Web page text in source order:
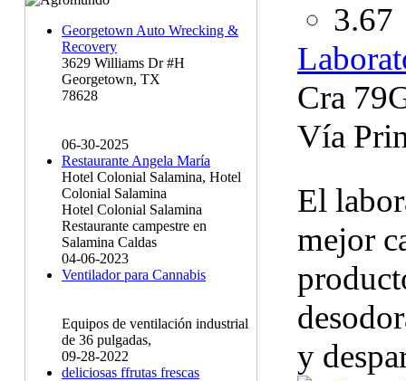
Georgetown Auto Wrecking &
Recovery
3629 Williams Dr #H
Georgetown, TX
78628
06-30-2025
Restaurante Angela María
Hotel Colonial Salamina, Hotel
Colonial Salamina
Hotel Colonial Salamina
Restaurante campestre en
Salamina Caldas
04-06-2023
Ventilador para Cannabis
Equipos de ventilación industrial
de 36 pulgadas,
09-28-2022
deliciosas ffrutas frescas
3.67
Cra
Vía
El
mejor
y